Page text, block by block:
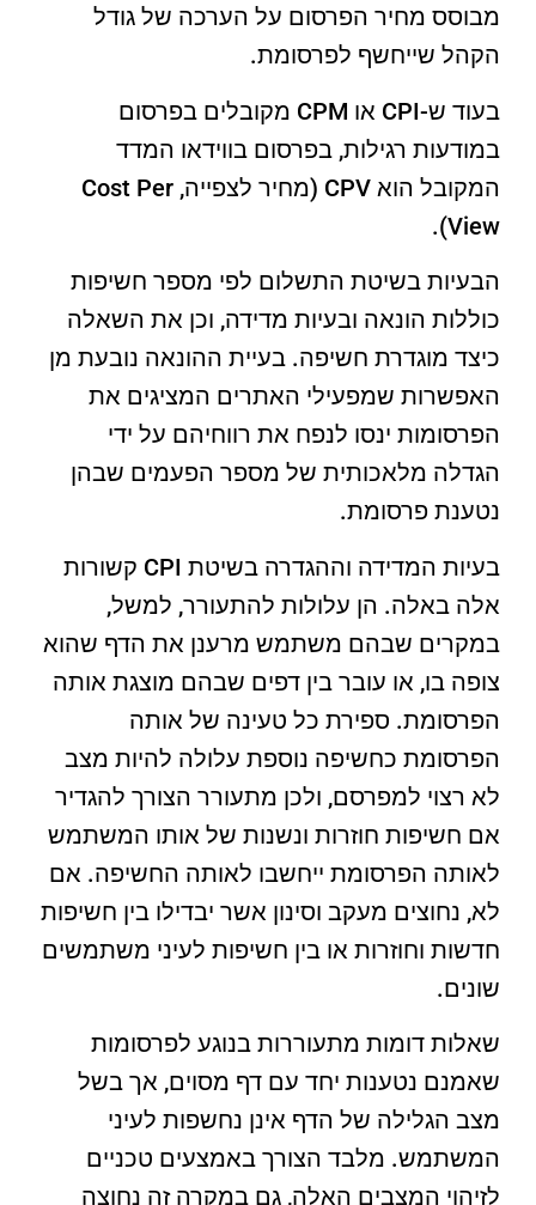
מבוסס מחיר הפרסום על הערכה של גודל
הקהל שייחשף לפרסומת.
בעוד ש-CPI או CPM מקובלים בפרסום
במודעות רגילות, בפרסום בווידאו המדד
המקובל הוא CPV (מחיר לצפייה, Cost Per
View).
הבעיות בשיטת התשלום לפי מספר חשיפות
כוללות הונאה ובעיות מדידה, וכן את השאלה
כיצד מוגדרת חשיפה. בעיית ההונאה נובעת מן
האפשרות שמפעילי האתרים המציגים את
הפרסומות ינסו לנפח את רווחיהם על ידי
הגדלה מלאכותית של מספר הפעמים שבהן
נטענת פרסומת.
בעיות המדידה וההגדרה בשיטת CPI קשורות
אלה באלה. הן עלולות להתעורר, למשל,
במקרים שבהם משתמש מרענן את הדף שהוא
צופה בו, או עובר בין דפים שבהם מוצגת אותה
הפרסומת. ספירת כל טעינה של אותה
הפרסומת כחשיפה נוספת עלולה להיות מצב
לא רצוי למפרסם, ולכן מתעורר הצורך להגדיר
אם חשיפות חוזרות ונשנות של אותו המשתמש
לאותה הפרסומת ייחשבו לאותה החשיפה. אם
לא, נחוצים מעקב וסינון אשר יבדילו בין חשיפות
חדשות וחוזרות או בין חשיפות לעיני משתמשים
שונים.
שאלות דומות מתעוררות בנוגע לפרסומות
שאמנם נטענות יחד עם דף מסוים, אך בשל
מצב הגלילה של הדף אינן נחשפות לעיני
המשתמש. מלבד הצורך באמצעים טכניים
לזיהוי המצבים האלה, גם במקרה זה נחוצה